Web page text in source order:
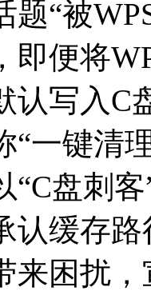
题“被
即便将
认写入C
“一键清
“C盘刺
认缓存
来困扰